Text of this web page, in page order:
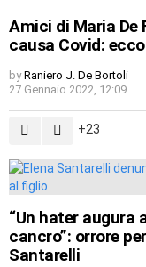
Amici di Maria
causa Covid:
by Raniero J. De Bortoli
27 Gennaio 2022, 12:09
23
“Un hater augura
cancro”: orrore
Santarelli